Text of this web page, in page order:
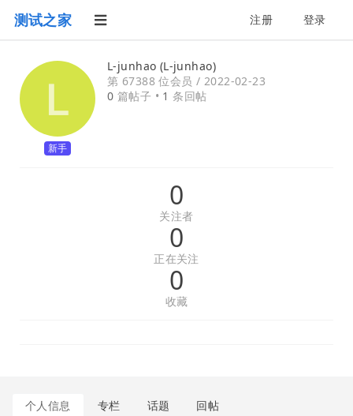
测试之家 注册 登录
新手
L-junhao (L-junhao)
第 67388 位会员 / 2022-02-23
0 篇帖子 • 1 条回帖
0
关注者
0
正在关注
0
收藏
个人信息 专栏 话题 回帖